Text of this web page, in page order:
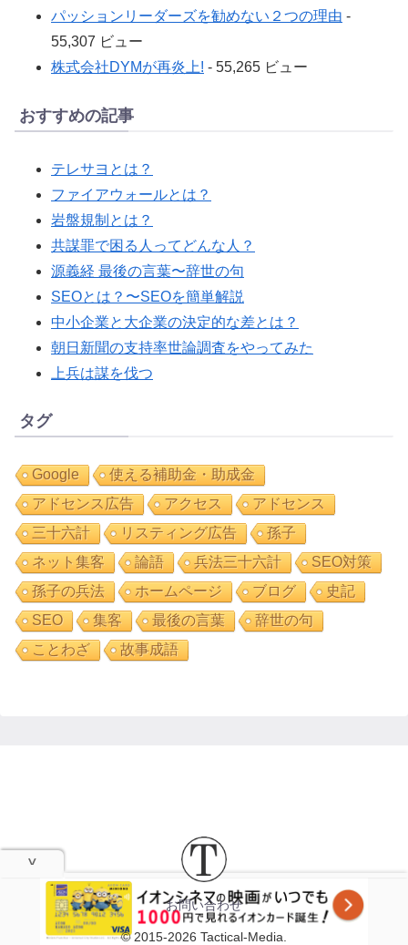
パッションリーダーズを勧めない２つの理由 -
55,307 ビュー
株式会社DYMが再炎上! - 55,265 ビュー
おすすめの記事
テレサヨとは？
ファイアウォールとは？
岩盤規制とは？
共謀罪で困る人ってどんな人？
源義経 最後の言葉〜辞世の句
SEOとは？〜SEOを簡単解説
中小企業と大企業の決定的な差とは？
朝日新聞の支持率世論調査をやってみた
上兵は謀を伐つ
タグ
Google
使える補助金・助成金
アドセンス広告
アクセス
アドセンス
三十六計
リスティング広告
孫子
ネット集客
論語 兵法三十六計
SEO対策
孫子の兵法
ホームページ ブログ
史記
SEO
集客 最後の言葉
辞世の句
ことわざ
故事成語
お問い合わせ
© 2015-2026 Tactical-Media.